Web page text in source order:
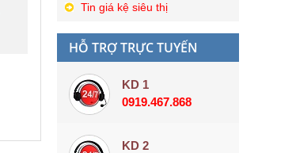
Tin giá kệ siêu thị
HỖ TRỢ TRỰC TUYẾN
KD 1
0919.467.868
KD 2